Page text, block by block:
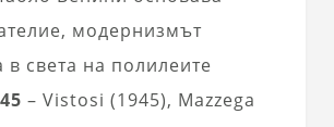
модернизмът
в света на полилеите
– Vistosi (1945), Mazzega